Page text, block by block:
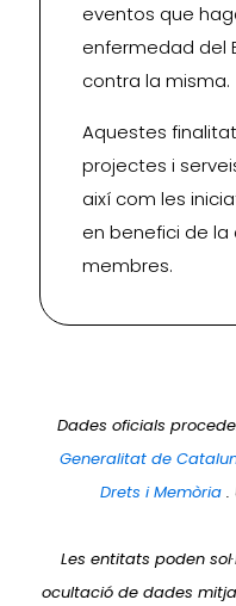
eventos que
enfermedad del
contra la misma.
Aquestes
projectes i
així com les
en benefici de
membres.
Dades oficials
Generalitat de
Drets i Memòria .
Les entitats poden
ocultació de dades